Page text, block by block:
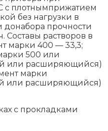
с плотнымприжатием
без нагрузки в
прочности
Составы растворов в
марки 400 — 33,3;
500 или
или расширяющийся)
марки
или расширяющийся)
с прокладками